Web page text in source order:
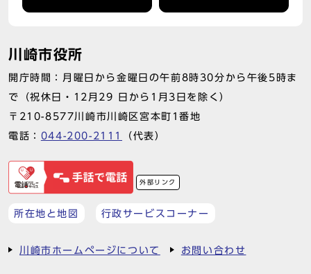
川崎市役所
開庁時間：月曜日から金曜日の午前8時30分から午後5時ま
で（祝休日・12月29 日から1月3日を除く）
〒210-8577川崎市川崎区宮本町1番地
電話： 044-200-2111 （代表）
外部リンク
所在地と地図 行政サービスコーナー
川崎市ホームページについて お問い合わせ